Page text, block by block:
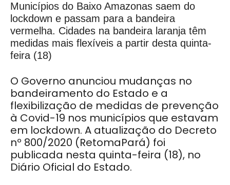
Municípios do Baixo Amazonas saem do
lockdown e passam para a bandeira
vermelha. Cidades na bandeira laranja têm
medidas mais flexíveis a partir desta quinta-
feira (18)
O Governo anunciou mudanças no
bandeiramento do Estado e a
flexibilização de medidas de prevenção
à Covid-19 nos municípios que estavam
em lockdown. A atualização do Decreto
nº 800/2020 (RetomaPará) foi
publicada nesta quinta-feira (18), no
Diário Oficial do Estado.